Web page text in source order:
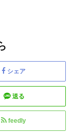
シェア
送る
feedly